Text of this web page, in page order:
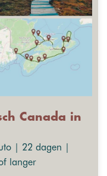
Canada in
| 22 dagen |
langer